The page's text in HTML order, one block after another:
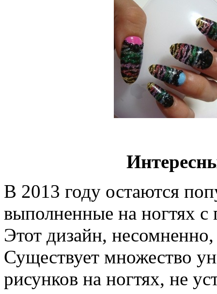
В 2013 году остаются
выполненные на ногтях
Этот дизайн,
Существует множество
рисунков на ногтях, не